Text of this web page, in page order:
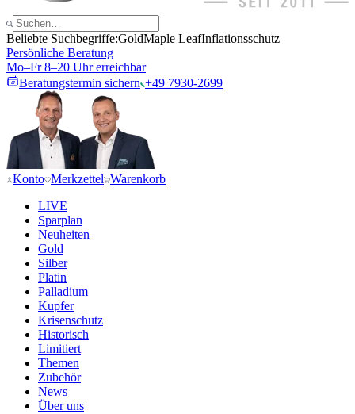
Beliebte Suchbegriffe:GoldMaple LeafInflationsschutz
Persönliche Beratung
Mo–Fr 8–20 Uhr erreichbar
Beratungstermin sichern +49 7930-2699
Konto Merkzettel Warenkorb
LIVE
Sparplan
Neuheiten
Gold
Silber
Platin
Palladium
Kupfer
Krisenschutz
Historisch
Limitiert
Themen
Zubehör
News
Über uns